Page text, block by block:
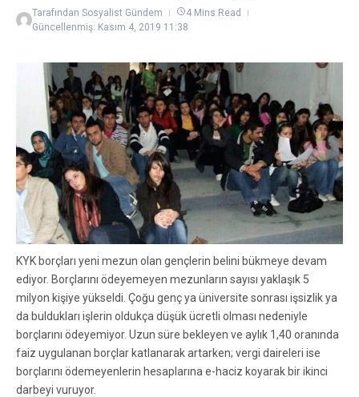
Tarafından Sosyalist Gündem
4 Mins Read
Güncellenmiş: Kasım 4, 2019 11:38
KYK borçları yeni mezun olan gençlerin belini bükmeye devam
ediyor. Borçlarını ödeyemeyen mezunların sayısı yaklaşık 5
milyon kişiye yükseldi. Çoğu genç ya üniversite sonrası işsizlik ya
da buldukları işlerin oldukça düşük ücretli olması nedeniyle
borçlarını ödeyemiyor. Uzun süre bekleyen ve aylık 1,40 oranında
faiz uygulanan borçlar katlanarak artarken; vergi daireleri ise
borçlarını ödemeyenlerin hesaplarına e-haciz koyarak bir ikinci
darbeyi vuruyor.